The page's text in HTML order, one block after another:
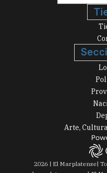
Arte,
2026| El Marplatense|